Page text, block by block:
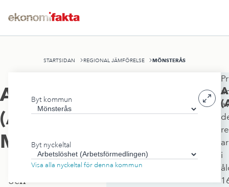
STARTSIDAN REGIONAL JÄMFÖRELSE MÖNSTERÅS
Arbetslöshet
(Arbetsförmedlingen),
Mönsterås
kommun
ligger
Kalmar
och
Byt kommun
Byt nyckeltal
Visa alla nyckeltal för denna kommun
av
i